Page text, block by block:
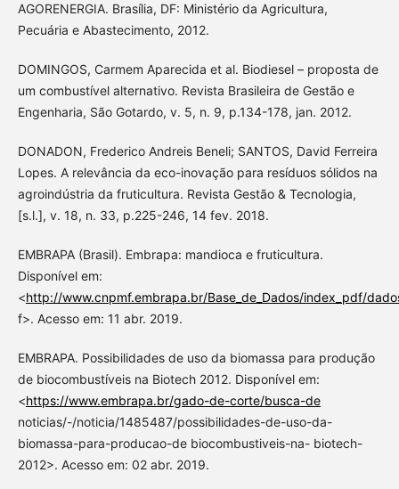
AGORENERGIA. Brasília, DF: Ministério da Agricultura,
Pecuária e Abastecimento, 2012.
DOMINGOS, Carmem Aparecida et al. Biodiesel – proposta de
um combustível alternativo. Revista Brasileira de Gestão e
Engenharia, São Gotardo, v. 5, n. 9, p.134-178, jan. 2012.
DONADON, Frederico Andreis Beneli; SANTOS, David Ferreira
Lopes. A relevância da eco-inovação para resíduos sólidos na
agroindústria da fruticultura. Revista Gestão & Tecnologia,
[s.l.], v. 18, n. 33, p.225-246, 14 fev. 2018.
EMBRAPA (Brasil). Embrapa: mandioca e fruticultura.
Disponível em:
<http://www.cnpmf.embrapa.br/Base_de_Dados/index_pdf/
f>. Acesso em: 11 abr. 2019.
EMBRAPA. Possibilidades de uso da biomassa para produção
de biocombustíveis na Biotech 2012. Disponível em:
<https://www.embrapa.br/gado-de-corte/busca-de
noticias/-/noticia/1485487/possibilidades-de-uso-da-
biomassa-para-producao-de biocombustiveis-na- biotech-
2012>. Acesso em: 02 abr. 2019.